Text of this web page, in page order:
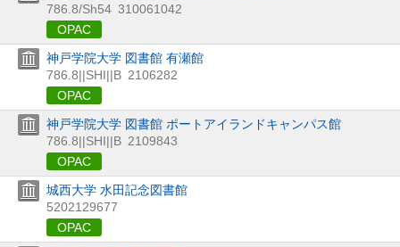
786.8/Sh54 310061042
OPAC
神戸学院大学 図書館 有瀬館
786.8||SHI||B 2106282
OPAC
神戸学院大学 図書館 ポートアイランドキャンパス館
786.8||SHI||B 2109843
OPAC
城西大学 水田記念図書館
5202129677
OPAC